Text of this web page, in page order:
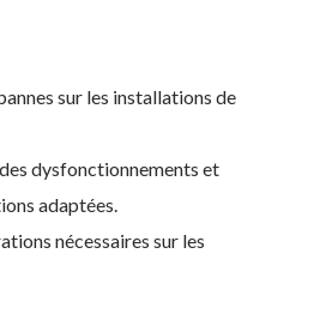
sur les installations de
dysfonctionnements et
adaptées.
nécessaires sur les